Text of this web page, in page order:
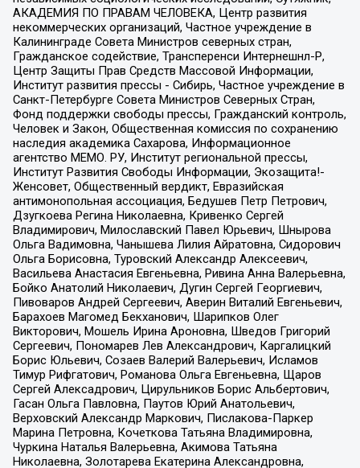
АКАДЕМИЯ ПО ПРАВАМ ЧЕЛОВЕКА, Центр развития
некоммерческих организаций, Частное учреждение в
Калининграде Совета Министров северных стран,
Гражданское содействие, Трансперенси Интернешнл-Р,
Центр Защиты Прав Средств Массовой Информации,
Институт развития прессы - Сибирь, Частное учреждение в
Санкт-Петербурге Совета Министров Северных Стран,
Фонд поддержки свободы прессы, Гражданский контроль,
Человек и Закон, Общественная комиссия по сохранению
наследия академика Сахарова, Информационное
агентство МЕМО. РУ, Институт региональной прессы,
Институт Развития Свободы Информации, Экозащита!-
Женсовет, Общественный вердикт, Евразийская
антимонопольная ассоциация, Бедушев Петр Петрович,
Дзугкоева Регина Николаевна, Кривенко Сергей
Владимирович, Милославский Павел Юрьевич, Шнырова
Ольга Вадимовна, Чанышева Лилия Айратовна, Сидорович
Ольга Борисовна, Туровский Александр Алексеевич,
Васильева Анастасия Евгеньевна, Ривина Анна Валерьевна,
Бойко Анатолий Николаевич, Дугин Сергей Георгиевич,
Пивоваров Андрей Сергеевич, Аверин Виталий Евгеньевич,
Барахоев Магомед Бекханович, Шарипков Олег
Викторович, Мошель Ирина Ароновна, Шведов Григорий
Сергеевич, Пономарев Лев Александрович, Каргалицкий
Борис Юльевич, Созаев Валерий Валерьевич, Исламов
Тимур Рифгатович, Романова Ольга Евгеньевна, Щаров
Сергей Алексадрович, Цирульников Борис Альбертович,
Гасан Ольга Павловна, Паутов Юрий Анатольевич,
Верховский Александр Маркович, Пислакова-Паркер
Марина Петровна, Кочеткова Татьяна Владимировна,
Чуркина Наталья Валерьевна, Акимова Татьяна
Николаевна, Золотарева Екатерина Александровна,